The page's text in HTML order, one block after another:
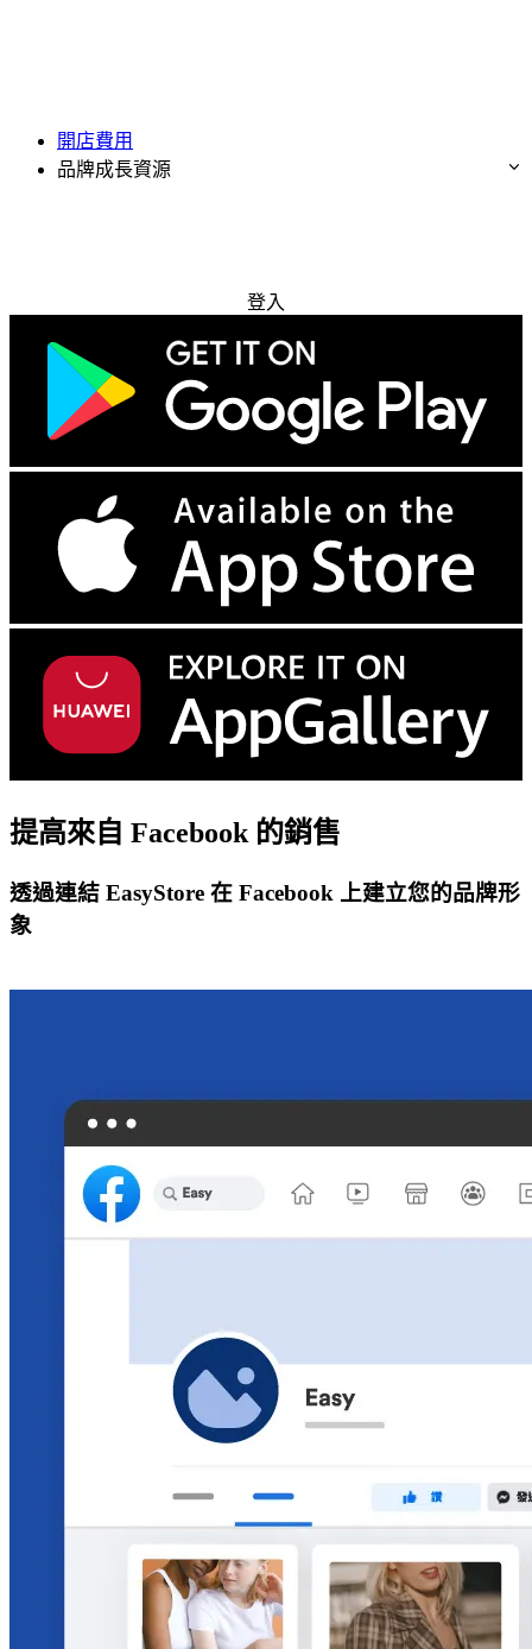
開店費用
品牌成長資源
登入
提高來自 Facebook 的銷售
透過連結 EasyStore 在 Facebook 上建立您的品牌形
象